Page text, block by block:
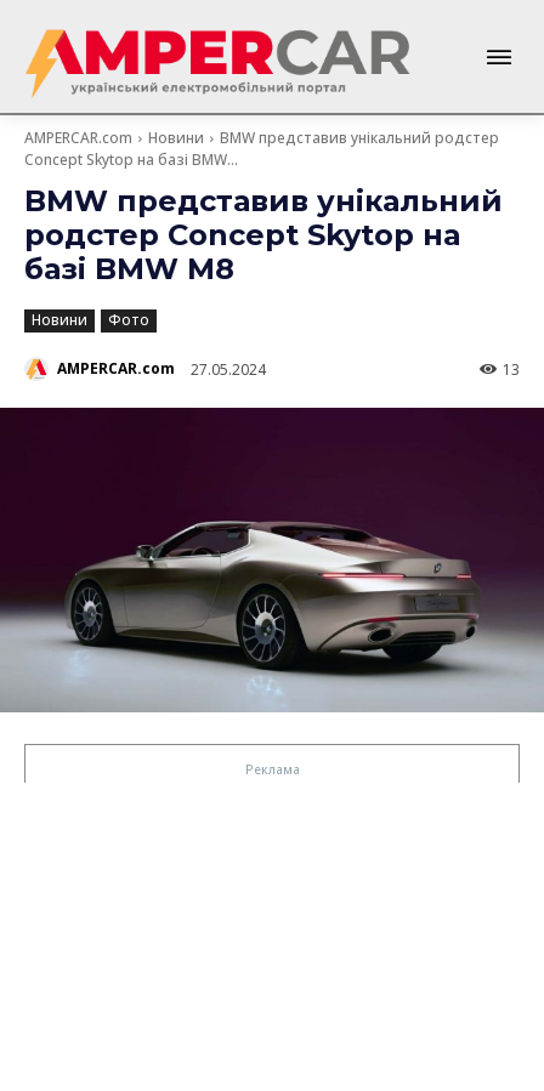
AMPERCAR.com Новини
BMW представив унікальний родстер
Concept Skytop на базі BMW...
BMW представив унікальний
родстер Concept Skytop на
базі BMW M8
Новини Фото
AMPERCAR.com 27.05.2024 13